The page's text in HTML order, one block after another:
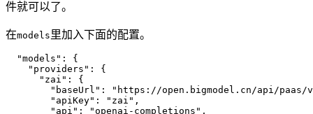
件就可以了。
在models 里加入下面的配置。
"models" :
{
"providers" :
{
"zai" :
{
"baseUrl" :
"https://open.bigmodel.cn/api/paas/
"apiKey" : "zai" ,
"api" : "openai-completions" ,